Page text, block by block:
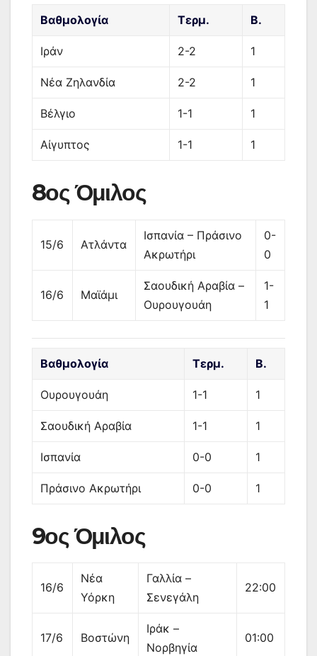
Βαθμολογία Τερμ. Β.
Ιράν 2-2 1
Νέα Ζηλανδία 2-2 1
Βέλγιο 1-1 1
Αίγυπτος 1-1 1
8ος Όμιλος
15/6 Ατλάντα
Ισπανία – Πράσινο
Ακρωτήρι
0-
0
16/6 Μαϊάμι
Σαουδική Αραβία –
Ουρουγουάη
1-
1
Βαθμολογία Τερμ. Β.
Ουρουγουάη 1-1 1
Σαουδική Αραβία 1-1 1
Ισπανία 0-0 1
Πράσινο Ακρωτήρι 0-0 1
9ος Όμιλος
16/6
Νέα
Υόρκη
Γαλλία –
Σενεγάλη
22:00
17/6 Βοστώνη
Ιράκ –
Νορβηγία
01:00